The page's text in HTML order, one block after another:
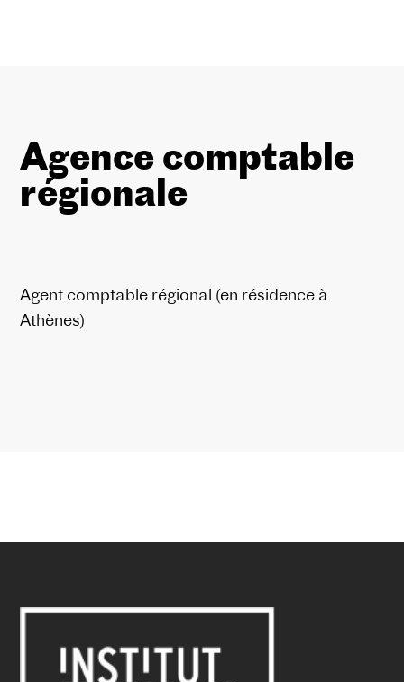
Agence comptable
régionale
Agent comptable régional (en résidence à
Athènes)